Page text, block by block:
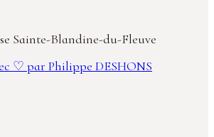
Sainte-Blandine-du-Fleuve
♡ par Philippe DESHONS